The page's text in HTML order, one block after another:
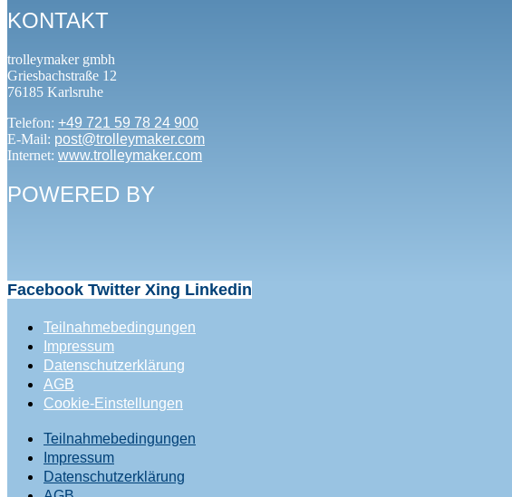
KONTAKT
trolleymaker gmbh
Griesbachstraße 12
76185 Karlsruhe
Telefon: +49 721 59 78 24 900
E-Mail: post@trolleymaker.com
Internet: www.trolleymaker.com
POWERED BY
Facebook Twitter Xing Linkedin
Teilnahmebedingungen
Impressum
Datenschutzerklärung
AGB
Cookie-Einstellungen
Teilnahmebedingungen
Impressum
Datenschutzerklärung